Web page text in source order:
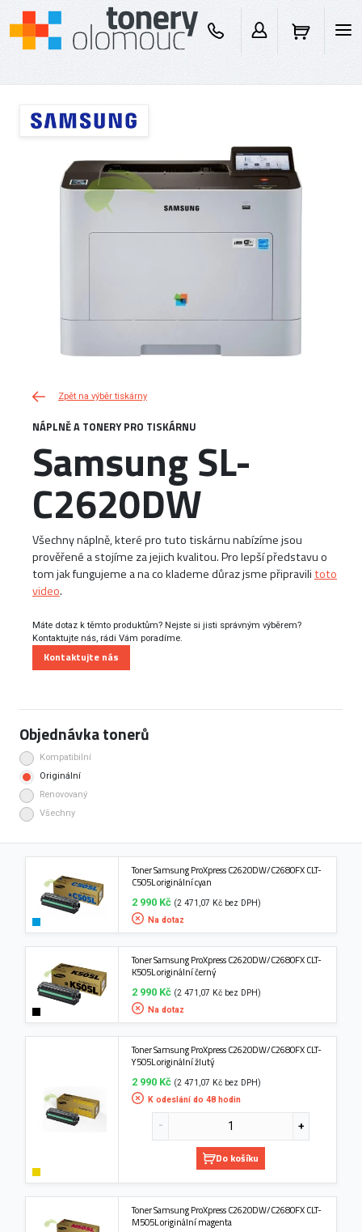
Zpět na výběr tiskárny
NÁPLNĚ A TONERY PRO TISKÁRNU
Samsung SL-
C2620DW
Všechny náplně, které pro tuto tiskárnu nabízíme jsou
prověřené a stojíme za jejich kvalitou. Pro lepší představu o
tom jak fungujeme a na co klademe důraz jsme připravilitoto
video.
Máte dotaz k těmto produktům? Nejste si jisti správným výběrem?
Kontaktujte nás, rádi Vám poradíme.
Kontaktujte nás
Objednávka tonerů
Kompatibilní
Originální
Renovovaný
Všechny
Toner Samsung ProXpress C2620DW/C2680FX CLT-
C505L originální cyan
2 990 Kč (2 471,07 Kč bez DPH)
Na dotaz
Toner Samsung ProXpress C2620DW/C2680FX CLT-
K505L originální černý
2 990 Kč (2 471,07 Kč bez DPH)
Na dotaz
Toner Samsung ProXpress C2620DW/C2680FX CLT-
Y505L originální žlutý
2 990 Kč (2 471,07 Kč bez DPH)
K odeslání do 48 hodin
Do košíku
Toner Samsung ProXpress C2620DW/C2680FX CLT-
M505L originální magenta